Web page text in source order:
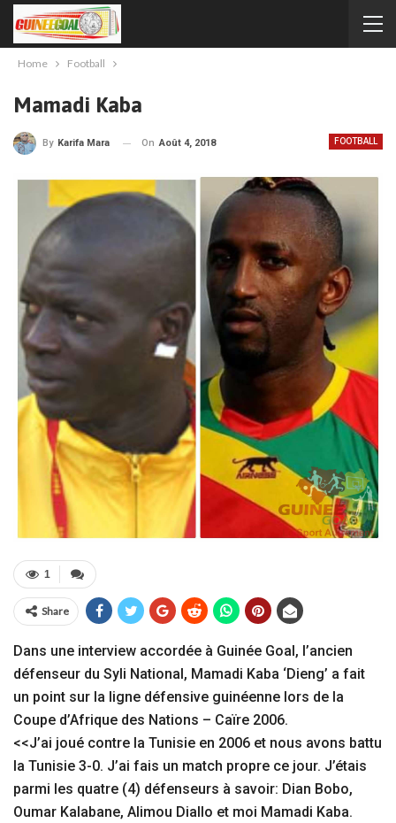
Home Football
Mamadi Kaba
FOOTBALL
By Karifa Mara On Août 4, 2018
1
Share
Dans une interview accordée à Guinée Goal, l’ancien
défenseur du Syli National, Mamadi Kaba ‘Dieng’ a fait
un point sur la ligne défensive guinéenne lors de la
Coupe d’Afrique des Nations – Caïre 2006.
<<J’ai joué contre la Tunisie en 2006 et nous avons battu
la Tunisie 3-0. J’ai fais un match propre ce jour. J’étais
parmi les quatre (4) défenseurs à savoir: Dian Bobo,
Oumar Kalabane, Alimou Diallo et moi Mamadi Kaba.